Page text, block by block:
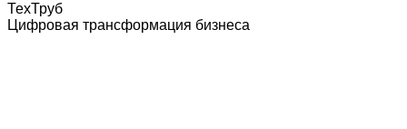
ТехТруб
Цифровая трансформация бизнеса